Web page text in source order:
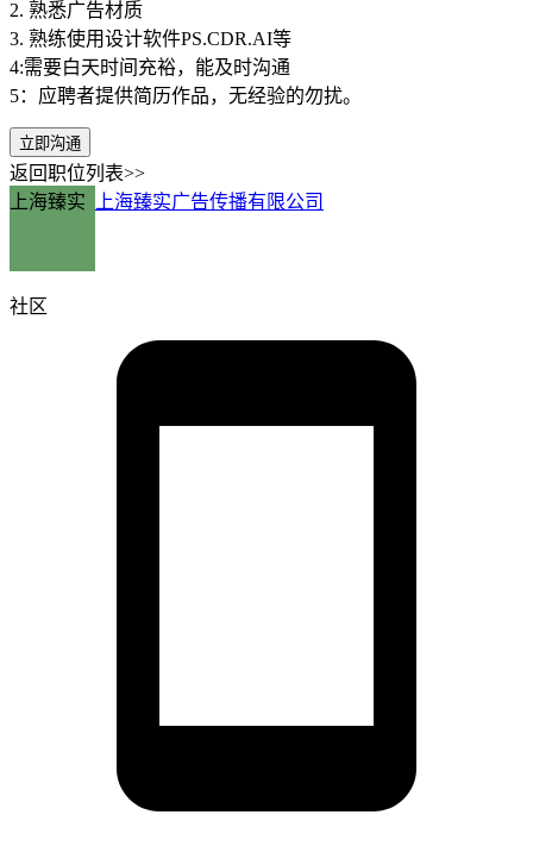
2. 熟悉广告材质
3. 熟练使用设计软件PS.CDR.AI等
4:需要白天时间充裕，能及时沟通
5：应聘者提供简历作品，无经验的勿扰。
立即沟通
返回职位列表>>
上海臻实
上海臻实广告传播有限公司
社区